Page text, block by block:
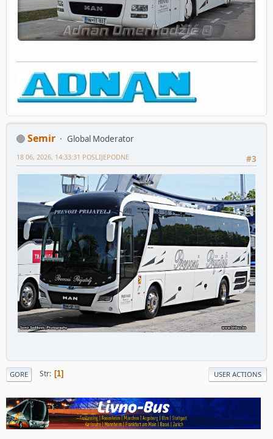
Semir
Global Moderator
#3
18 06, 2026, 14:33:31 POSLIJEPODNE
GORE Str 1 USER ACTIONS